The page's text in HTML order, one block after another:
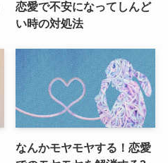
恋愛で不安になってしんど
い時の対処法
なんかモヤモヤする！恋愛